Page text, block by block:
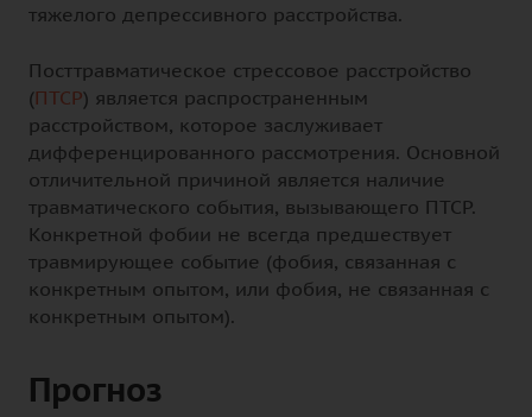
тяжелого депрессивного расстройства.
Посттравматическое стрессовое расстройство
(ПТСР) является распространенным
расстройством, которое заслуживает
дифференцированного рассмотрения. Основной
отличительной причиной является наличие
травматического события, вызывающего ПТСР.
Конкретной фобии не всегда предшествует
травмирующее событие (фобия, связанная с
конкретным опытом, или фобия, не связанная с
конкретным опытом).
Прогноз